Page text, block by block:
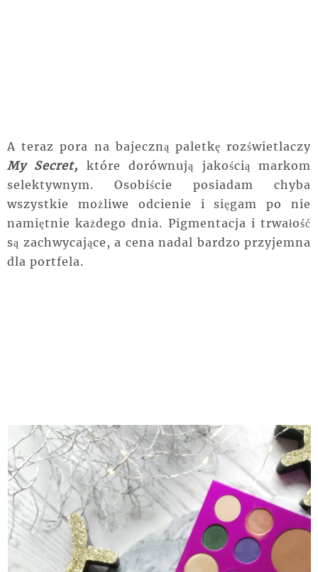
A teraz pora na bajeczną paletkę rozświetlaczy
My Secret, które dorównują jakością markom
selektywnym. Osobiście posiadam chyba
wszystkie możliwe odcienie i sięgam po nie
namiętnie każdego dnia. Pigmentacja i trwałość
są zachwycające, a cena nadal bardzo przyjemna
dla portfela.